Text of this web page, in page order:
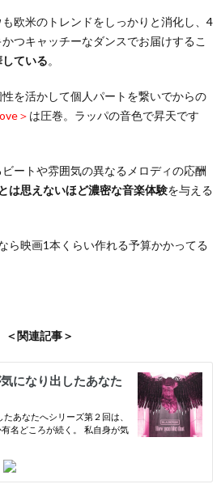
欧米のトレンドをしっかりと消化し、4
つキャッチーなダンスでお届けするこ
ている。
を活かして個人パートを繋いでからの
＞ は圧巻。ラッパの音色で昇天です
ートや雰囲気の異なるメロディの応酬
は思えないほど濃密な音楽体験を与える
ら映画1本くらい作れる予算かかってる
＜関連記事＞